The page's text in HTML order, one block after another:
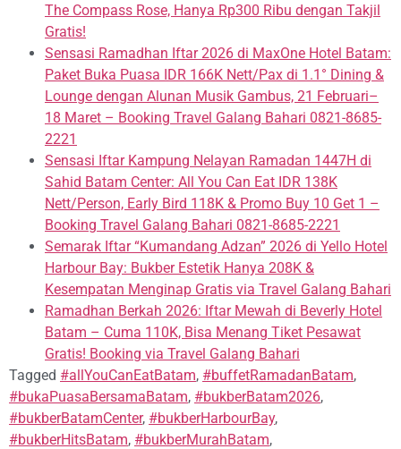
The Compass Rose, Hanya Rp300 Ribu dengan Takjil
Gratis!
Sensasi Ramadhan Iftar 2026 di MaxOne Hotel Batam:
Paket Buka Puasa IDR 166K Nett/Pax di 1.1° Dining &
Lounge dengan Alunan Musik Gambus, 21 Februari–
18 Maret – Booking Travel Galang Bahari 0821-8685-
2221
Sensasi Iftar Kampung Nelayan Ramadan 1447H di
Sahid Batam Center: All You Can Eat IDR 138K
Nett/Person, Early Bird 118K & Promo Buy 10 Get 1 –
Booking Travel Galang Bahari 0821-8685-2221
Semarak Iftar “Kumandang Adzan” 2026 di Yello Hotel
Harbour Bay: Bukber Estetik Hanya 208K &
Kesempatan Menginap Gratis via Travel Galang Bahari
Ramadhan Berkah 2026: Iftar Mewah di Beverly Hotel
Batam – Cuma 110K, Bisa Menang Tiket Pesawat
Gratis! Booking via Travel Galang Bahari
Tagged #allYouCanEatBatam, #buffetRamadanBatam,
#bukaPuasaBersamaBatam, #bukberBatam2026,
#bukberBatamCenter, #bukberHarbourBay,
#bukberHitsBatam, #bukberMurahBatam,